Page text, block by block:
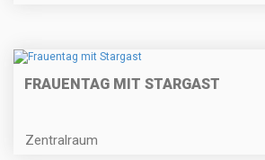
FRAUENTAG MIT STARGAST
Zentralraum